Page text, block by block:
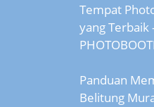
Tempat
yang Terbaik
Panduan
Belitung